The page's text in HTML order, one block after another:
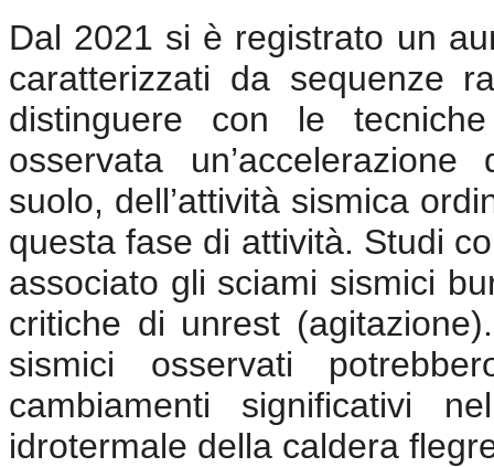
Dal 2021 si è registrato un
caratterizzati da sequenze
distinguere con le
osservata
suolo, dell’attività sismica
questa fase di attività. Studi
associato gli sciami sismici
critiche di unrest
sismici osservati
cambiamenti significativi
idrotermale della caldera